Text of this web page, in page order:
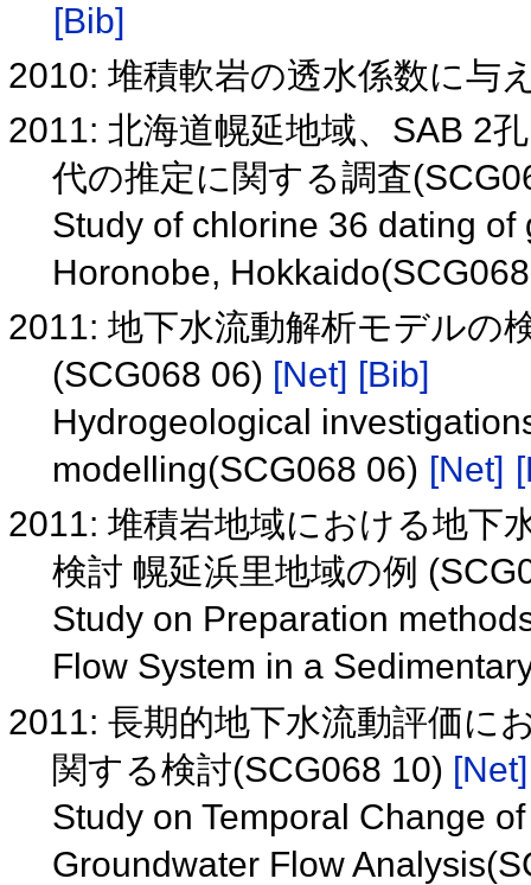
[Bib]
2010: 堆積軟岩の透水係数に与
2011: 北海道幌延地域、SAB 2
代の推定に関する調査
Study of chlorine 36 dating
Horonobe,
2011: 地下水流動解析モデルの
(SCG068 06) [Net] [Bib]
Hydrogeological
modelling(SCG068 06) [Net]
2011: 堆積岩地域における地下
検討 幌延浜里地域の例
Study on Preparation
Flow System in a
2011: 長期的地下水流動評価に
関する検討(SCG068 10) [Net]
Study on Temporal Change
Groundwater Flow